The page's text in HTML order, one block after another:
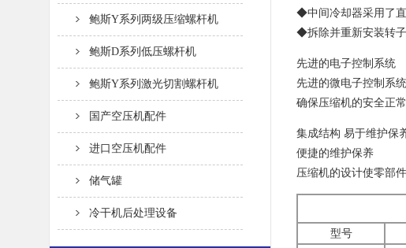
鲍斯Y系列两级压缩螺杆机
鲍斯D系列低压螺杆机
鲍斯Y系列激光切割螺杆机
国产空压机配件
进口空压机配件
储气罐
冷干机后处理设备
◆中间冷却器采用了直
◆拆除并重新安装转子
先进的电子控制系统
先进的微电子控制系
确保压缩机的安全正常
集成结构 易于维护保
便捷的维护保养
压缩机的设计使零部
型号